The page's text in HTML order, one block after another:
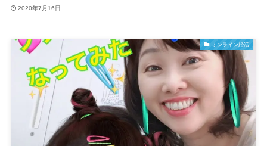
2020年7月16日
オンライン婚活